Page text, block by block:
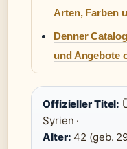
Arten, Farben
Denner
und Angebote
Offizieller Titel:
Syrien ·
Alter: 42 (geb.